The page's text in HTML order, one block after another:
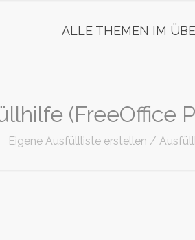
ALLE THEMEN IM
(FreeOffice
Eigene Ausfüllliste erstellen /